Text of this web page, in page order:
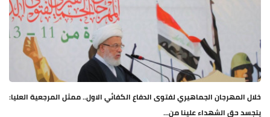
خلال المهرجان الجماهيري لفتوى الدفاع الكفائي الاول.. ممثل المرجعية العليا:
يتجسد حق الشهداء علينا من...